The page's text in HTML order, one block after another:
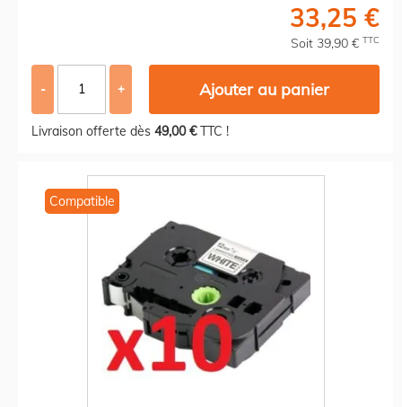
33,25 €
Soit 39,90 € TTC
- + Ajouter au panier
Livraison offerte dès 49,00 €TTC !
Compatible